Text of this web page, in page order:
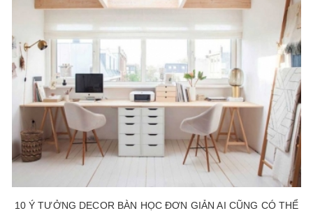
10 Ý TƯỞNG DECOR BÀN HỌC ĐƠN GIẢN AI CŨNG CÓ THỂ